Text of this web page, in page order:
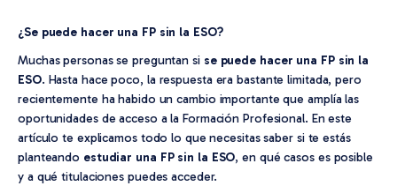
¿Se puede hacer una FP sin la ESO?
Muchas personas se preguntan si se puede hacer una FP sin la
ESO. Hasta hace poco, la respuesta era bastante limitada, pero
recientemente ha habido un cambio importante que amplía las
oportunidades de acceso a la Formación Profesional. En este
artículo te explicamos todo lo que necesitas saber si te estás
planteando estudiar una FP sin la ESO, en qué casos es posible
y a qué titulaciones puedes acceder.